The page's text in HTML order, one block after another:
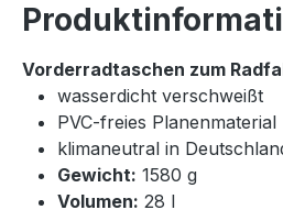
Vorderradtaschen zum
wasserdicht verschweißt
PVC-freies Planenmaterial
klimaneutral in
Gewicht: 1580 g
Volumen: 28 l